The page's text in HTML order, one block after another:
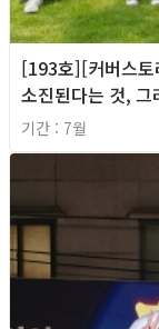
[193호][커버스
소진된다는 것, 그
기간 : 7월